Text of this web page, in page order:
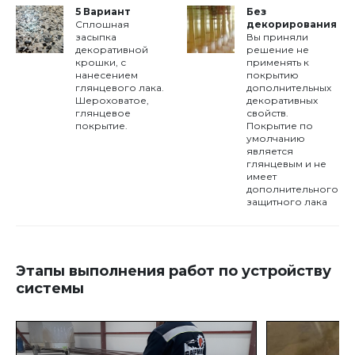
5 Вариант
Сплошная
засыпка
декоративной
крошки, с
нанесением
глянцевого лака.
Шероховатое,
глянцевое
покрытие.
Без
декорирования
Вы приняли
решение не
применять к
покрытию
дополнительных
декоративных
свойств.
Покрытие по
умолчанию
является
глянцевым и не
имеет
дополнительного
защитного лака
Этапы выполнения работ по устройству
системы